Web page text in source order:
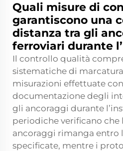
Quali misure di
garantiscono una
distanza tra gli
ferroviari durante
Il controllo qualità
sistematiche di
misurazioni effettuate
documentazione degli
gli ancoraggi durante
periodiche verificano che
ancoraggi rimanga entro
specificate, mentre i